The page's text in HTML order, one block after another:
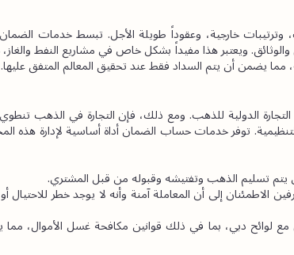
يضمن أن يتم السداد فقط عند تحقيق المعالم المتفق عليها.
تسليم الذهب وتفتيشه وقبوله من قبل المشتري.